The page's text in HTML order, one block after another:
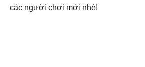
các người chơi mới nhé!